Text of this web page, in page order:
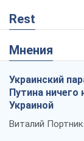
Rest
Мнения
Украинский
Путина ничего
Украиной
Виталий